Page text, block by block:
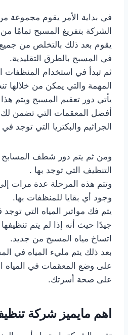
في بداية الأمر يقوم مجموعة
الشركة بتفريغ المسبح تمامًا
يقوم بعد ذلك بالتخلص من
في المسبح بالطرق التقليدية.
ثم تبدأ في استخدام
المهمة والتي يمكن من خلالها
يأتي دور تعقيم المسبح ويتم
أفضل المعقمات التي تضمن
الجراثيم والبكتريا التي توجد
ومن ثم يتم دور شطف المسابح
التنظيف التي توجد بها .
وتتم هذه المرحلة عدة مرات
وجود أي بقايا للمنظفات بها.
يتم فك مواتير المياه التي
جيدًا حيث أنه إذا لم يتم
اتساخ مياه المسبح من جديد.
بعد ذلك يتم مليء المياه في
على وضع المعقمات في المياه
على صحة أسرتك.
اهم مايميز شركة